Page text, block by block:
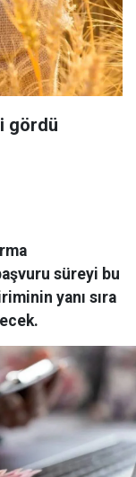
gördü
süreyi bu
yanı sıra